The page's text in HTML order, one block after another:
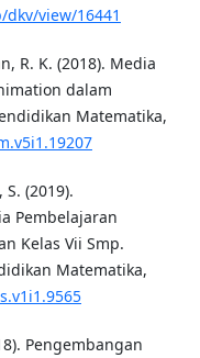
view/16441
R. K. (2018). Media
dalam
Matematika,
(2019).
Pembelajaran
Kelas Vii Smp.
Matematika,
Pengembangan